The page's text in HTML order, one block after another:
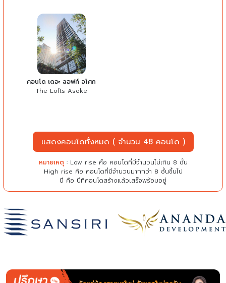
คอนโด เดอะ ลอฟท์ อโศก
The Lofts Asoke
แสดงคอนโดทั้งหมด ( จำนวน 48 คอนโด )
หมายเหตุ : Low rise คือ คอนโดที่มีจำนวนไม่เกิน 8 ชั้น
High rise คือ คอนโดที่มีจำนวนมากกว่า 8 ชั้นขึ้นไป
ปี คือ ปีที่คอนโดสร้างแล้วเสร็จพร้อมอยู่